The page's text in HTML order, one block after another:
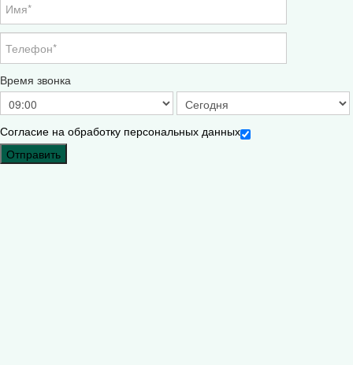
Время звонка
Согласие на обработку персональных данных
Отправить